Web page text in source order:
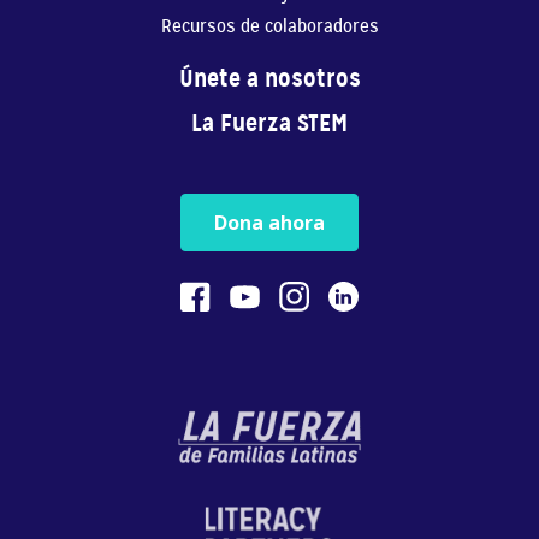
0:51
El bilingüismo ayuda...
La Buena Autoestima Apoya El
Una buena autoestima...
El juego físico con ...
Recursos de colaboradores
Únete a nosotros
La Fuerza STEM
Dona ahora